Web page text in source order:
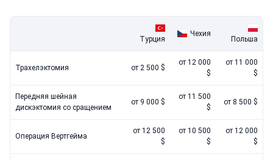
Турция
Чехия
Польша
Трахелэктомия от 2 500 $
от 12 000
$
от 11 000
$
Передняя шейная
дискэктомия со сращением
от 9 000 $
от 11 500
$
от 8 500 $
Операция Вертгейма
от 12 500
$
от 10 500
$
от 12 000
$